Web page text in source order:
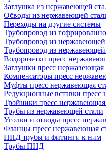
Заглушка из нержавеющей
Обводы из нержавеющей
Переходы на другие системы
Трубопровод из
Трубопровод из нержавеющей
Трубопровод из нержавеющей
Водорозетки пресс
Заглушки пресс нержавеющая
Компенсаторы пресс
Муфты пресс нержавеющая
Редукционные вставки пресс
Тройники пресс нержавеющая
Трубы из нержавеющей стали
Уголки и отводы пресс
Фланцы пресс нержавеющая
ПНД трубы и фитинги к ним
Трубы ПНД